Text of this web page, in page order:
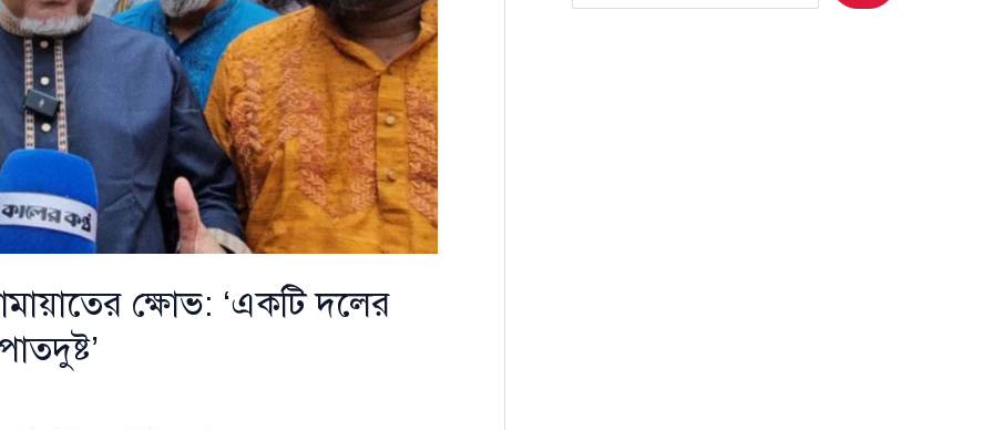
ক্ষোভ: ‘একটি দলের